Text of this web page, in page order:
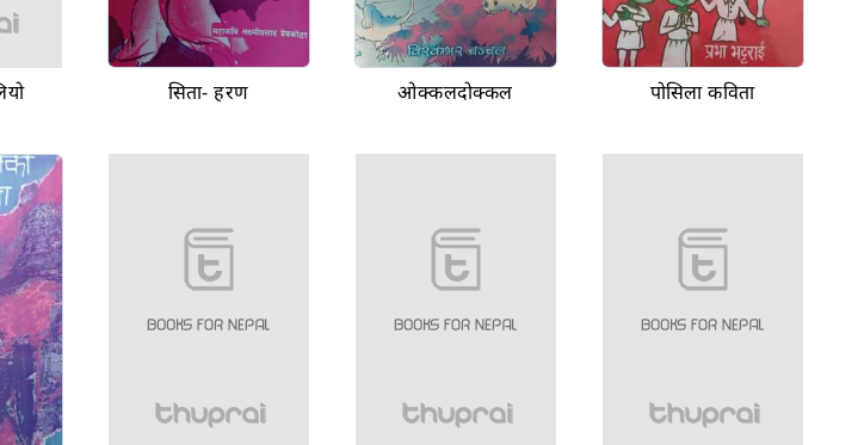
सिता- हरण ओक्कलदोक्कल पोसिला कविता